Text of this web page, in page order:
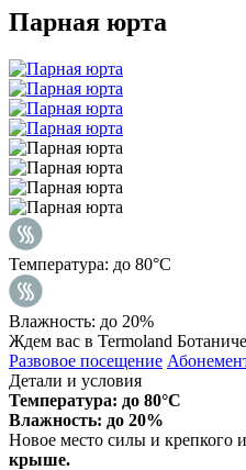
Парная юрта
Температура: до 80°С
Влажность: до 20%
Ждем вас в Termoland
Развовое посещение
Детали и условия
Температура: до 80°С
Влажность: до 20%
Новое место силы и крепкого
крыше.